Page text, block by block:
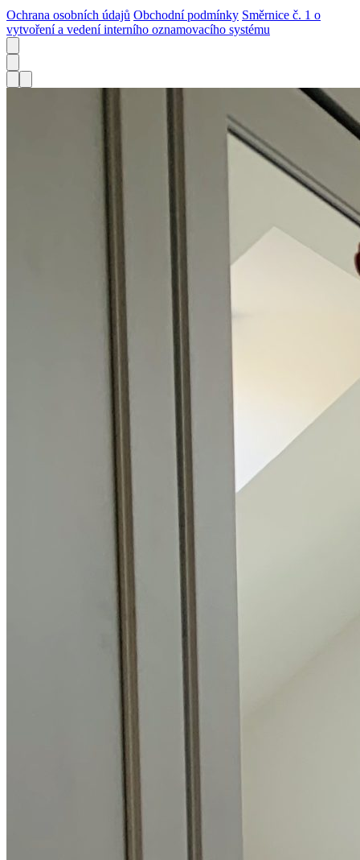
Ochrana osobních údajů Obchodní podmínky Směrnice č. 1 o
vytvoření a vedení interního oznamovacího systému